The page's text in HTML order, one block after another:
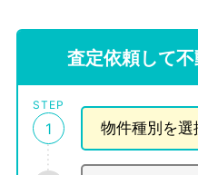
査定依頼して
STEP
1